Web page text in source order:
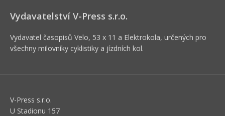
Vydavatelství V-Press s.r.o.
Vydavatel časopisů Velo, 53 x 11 a Elektrokola, určených pro
všechny milovníky cyklistiky a jízdních kol.
V-Press s.r.o.
U Stadionu 157